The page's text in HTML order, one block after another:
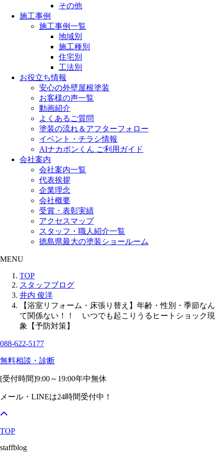
その他
施工事例
施工事例一覧
地域別
施工種別
住宅別
工法別
お役立ち情報
安心の外壁屋根塗装
お客様の声一覧
動画紹介
よくあるご質問
塗装の流れ＆アフターフォロー
イベント・チラシ情報
AIナカポンくん ご利用ガイド
会社案内
会社案内一覧
代表挨拶
企業理念
会社概要
受賞・表彰実績
アクセスマップ
スタッフ・職人紹介一覧
徳島県最大の塗装ショールーム
MENU
TOP
スタッフブログ
井内 俊洋
【浴室リフォーム・床張り替え】年齢・性別・季節なん
て関係ない！！ いつでも起こりうるヒートショック現
象【予防対策】
088-622-5177
無料相談・診断
[受付時間]9:00～19:00年中無休
メール・LINEは24時間受付中！
TOP
staffblog